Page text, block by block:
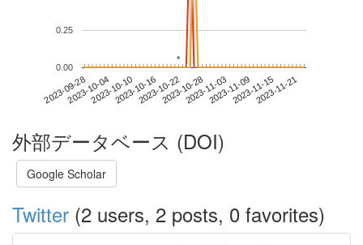
2023-09-282023-10-042023-10-102023-10-162023-10-222023-10-282023-11-032023-11-092023-11-152023-11-21
0.00
0.25
**
外部データベース (DOI)
Google Scholar
Twitter (2 users, 2 posts, 0 favorites)